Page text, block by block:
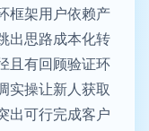
框架用户依赖产
出思路成本化转
且有回顾验证环
实操让新人获取
出可行完成客户